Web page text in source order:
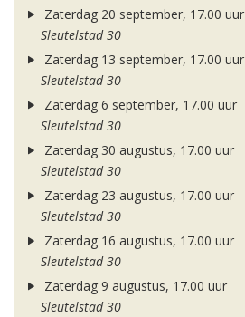
Zaterdag 20 september, 17.00 uur
Sleutelstad 30
Zaterdag 13 september, 17.00 uur
Sleutelstad 30
Zaterdag 6 september, 17.00 uur
Sleutelstad 30
Zaterdag 30 augustus, 17.00 uur
Sleutelstad 30
Zaterdag 23 augustus, 17.00 uur
Sleutelstad 30
Zaterdag 16 augustus, 17.00 uur
Sleutelstad 30
Zaterdag 9 augustus, 17.00 uur
Sleutelstad 30